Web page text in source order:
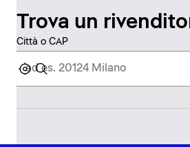
Trova un
Città o CAP